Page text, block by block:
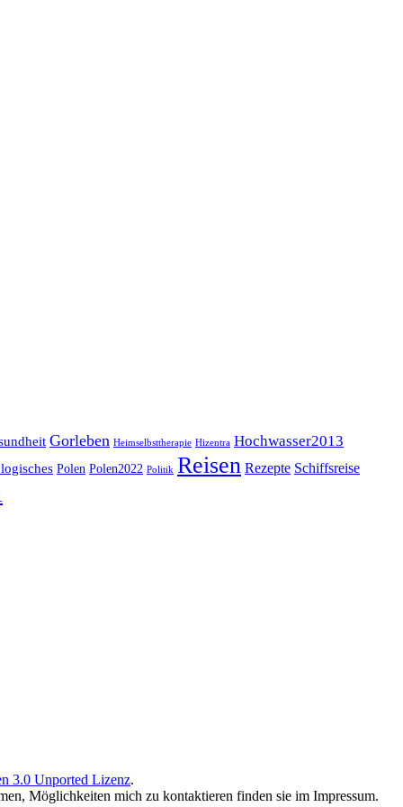
Gorleben Heimselbsttherapie Hizentra Hochwasser2013
Polen Polen2022 Politik Reisen Rezepte Schiffsreise
3.0 Unported Lizenz.
Möglichkeiten mich zu kontaktieren finden sie im Impressum.